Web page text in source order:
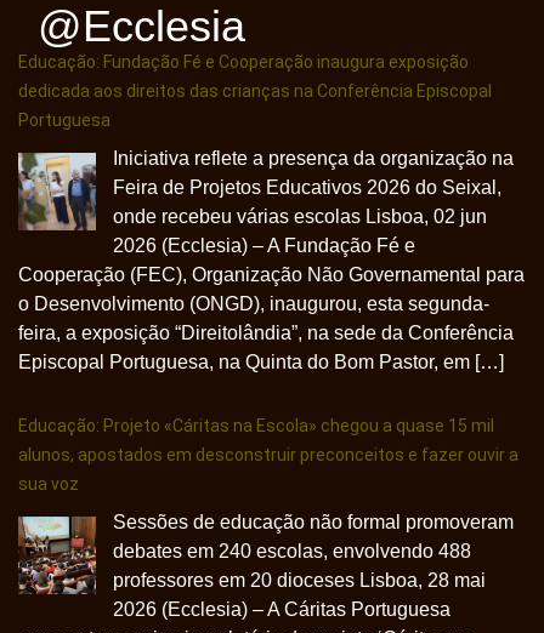
@ecclesia
Educação: Fundação Fé e Cooperação inaugura exposição
dedicada aos direitos das crianças na Conferência Episcopal
Portuguesa
Iniciativa reflete a presença da organização na
Feira de Projetos Educativos 2026 do Seixal,
onde recebeu várias escolas Lisboa, 02 jun
2026 (Ecclesia) – A Fundação Fé e
Cooperação (FEC), Organização Não Governamental para
o Desenvolvimento (ONGD), inaugurou, esta segunda-
feira, a exposição “Direitolândia”, na sede da Conferência
Episcopal Portuguesa, na Quinta do Bom Pastor, em […]
Educação: Projeto «Cáritas na Escola» chegou a quase 15 mil
alunos, apostados em desconstruir preconceitos e fazer ouvir a
sua voz
Sessões de educação não formal promoveram
debates em 240 escolas, envolvendo 488
professores em 20 dioceses Lisboa, 28 mai
2026 (Ecclesia) – A Cáritas Portuguesa